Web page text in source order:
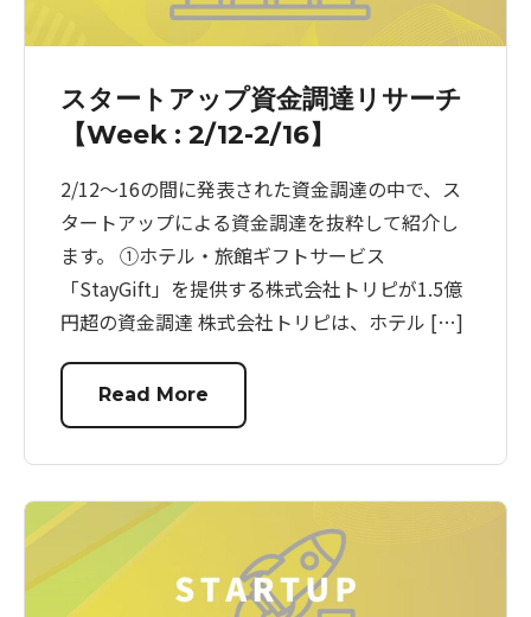
スタートアップ資金調達リサーチ
【Week : 2/12-2/16】
2/12〜16の間に発表された資金調達の中で、ス
タートアップによる資金調達を抜粋して紹介し
ます。 ①ホテル・旅館ギフトサービス
「StayGift」を提供する株式会社トリピが1.5億
円超の資金調達 株式会社トリピは、ホテル […]
Read More